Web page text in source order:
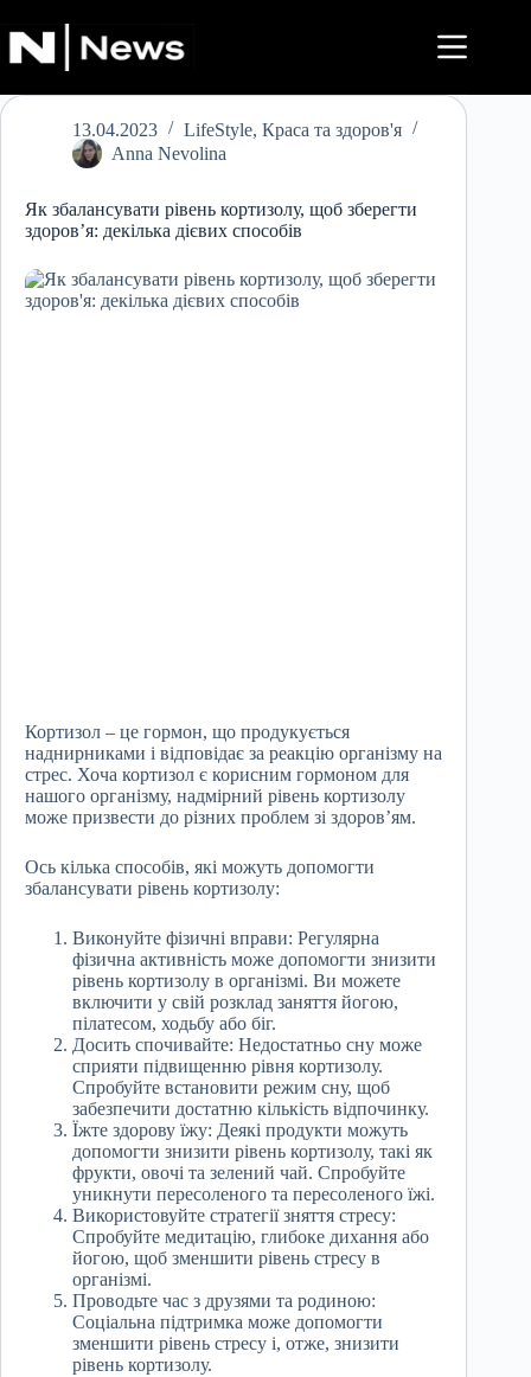
до
вмісту
13.04.2023 LifeStyle, Краса та здоров'я
Anna Nevolina
Як збалансувати рівень кортизолу, щоб зберегти
здоров’я: декілька дієвих способів
Кортизол – це гормон, що продукується
наднирниками і відповідає за реакцію організму на
стрес. Хоча кортизол є корисним гормоном для
нашого організму, надмірний рівень кортизолу
може призвести до різних проблем зі здоров’ям.
Ось кілька способів, які можуть допомогти
збалансувати рівень кортизолу:
Виконуйте фізичні вправи: Регулярна
фізична активність може допомогти знизити
рівень кортизолу в організмі. Ви можете
включити у свій розклад заняття йогою,
пілатесом, ходьбу або біг.
Досить спочивайте: Недостатньо сну може
сприяти підвищенню рівня кортизолу.
Спробуйте встановити режим сну, щоб
забезпечити достатню кількість відпочинку.
Їжте здорову їжу: Деякі продукти можуть
допомогти знизити рівень кортизолу, такі як
фрукти, овочі та зелений чай. Спробуйте
уникнути пересоленого та пересоленого їжі.
Використовуйте стратегії зняття стресу:
Спробуйте медитацію, глибоке дихання або
йогою, щоб зменшити рівень стресу в
організмі.
Проводьте час з друзями та родиною:
Соціальна підтримка може допомогти
зменшити рівень стресу і, отже, знизити
рівень кортизолу.